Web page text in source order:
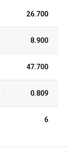
26.700
8.900
47.700
0.809
6